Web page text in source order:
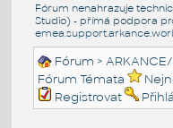
Fórum nenahrazuje
Studio) - přímá podpora
Fórum >
Fórum Témata
Registrovat